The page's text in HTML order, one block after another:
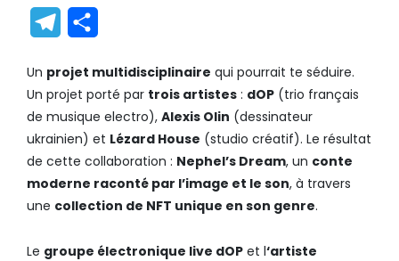
Link
Telegram
Un projet multidisciplinaire qui pourrait te séduire.
Un projet porté par trois artistes : dOP (trio français
de musique electro), Alexis Olin (dessinateur
ukrainien) et Lézard House (studio créatif). Le résultat
de cette collaboration : Nephel’s Dream, un conte
moderne raconté par l’image et le son, à travers
une collection de NFT unique en son genre.
Le groupe électronique live dOP et l‘artiste